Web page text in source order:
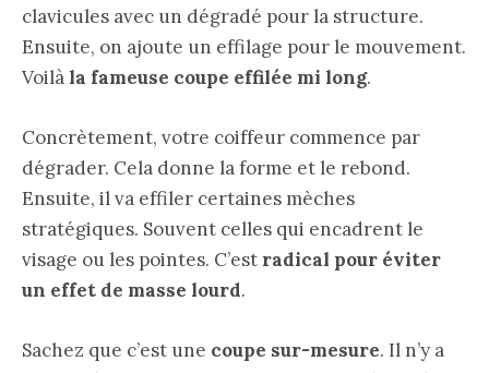
clavicules avec un dégradé pour la structure.
Ensuite, on ajoute un effilage pour le mouvement.
Voilà la fameuse coupe effilée mi long.
Concrètement, votre coiffeur commence par
dégrader. Cela donne la forme et le rebond.
Ensuite, il va effiler certaines mèches
stratégiques. Souvent celles qui encadrent le
visage ou les pointes. C’est radical pour éviter
un effet de masse lourd.
Sachez que c’est une coupe sur-mesure. Il n’y a